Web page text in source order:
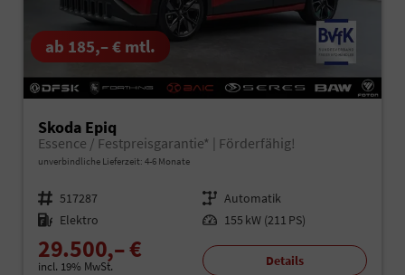
ab 185,– € mtl.
Skoda Epiq
Essence / Festpreisgarantie* | Förderfähig!
unverbindliche Lieferzeit: 4-6 Monate
Fahrzeugnr. 517287 Getriebe Automatik
Kraftstoff Elektro Leistung 155 kW (211 PS)
29.500,– €
incl. 19% MwSt. Details